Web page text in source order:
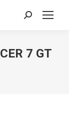
Search:
7 GT